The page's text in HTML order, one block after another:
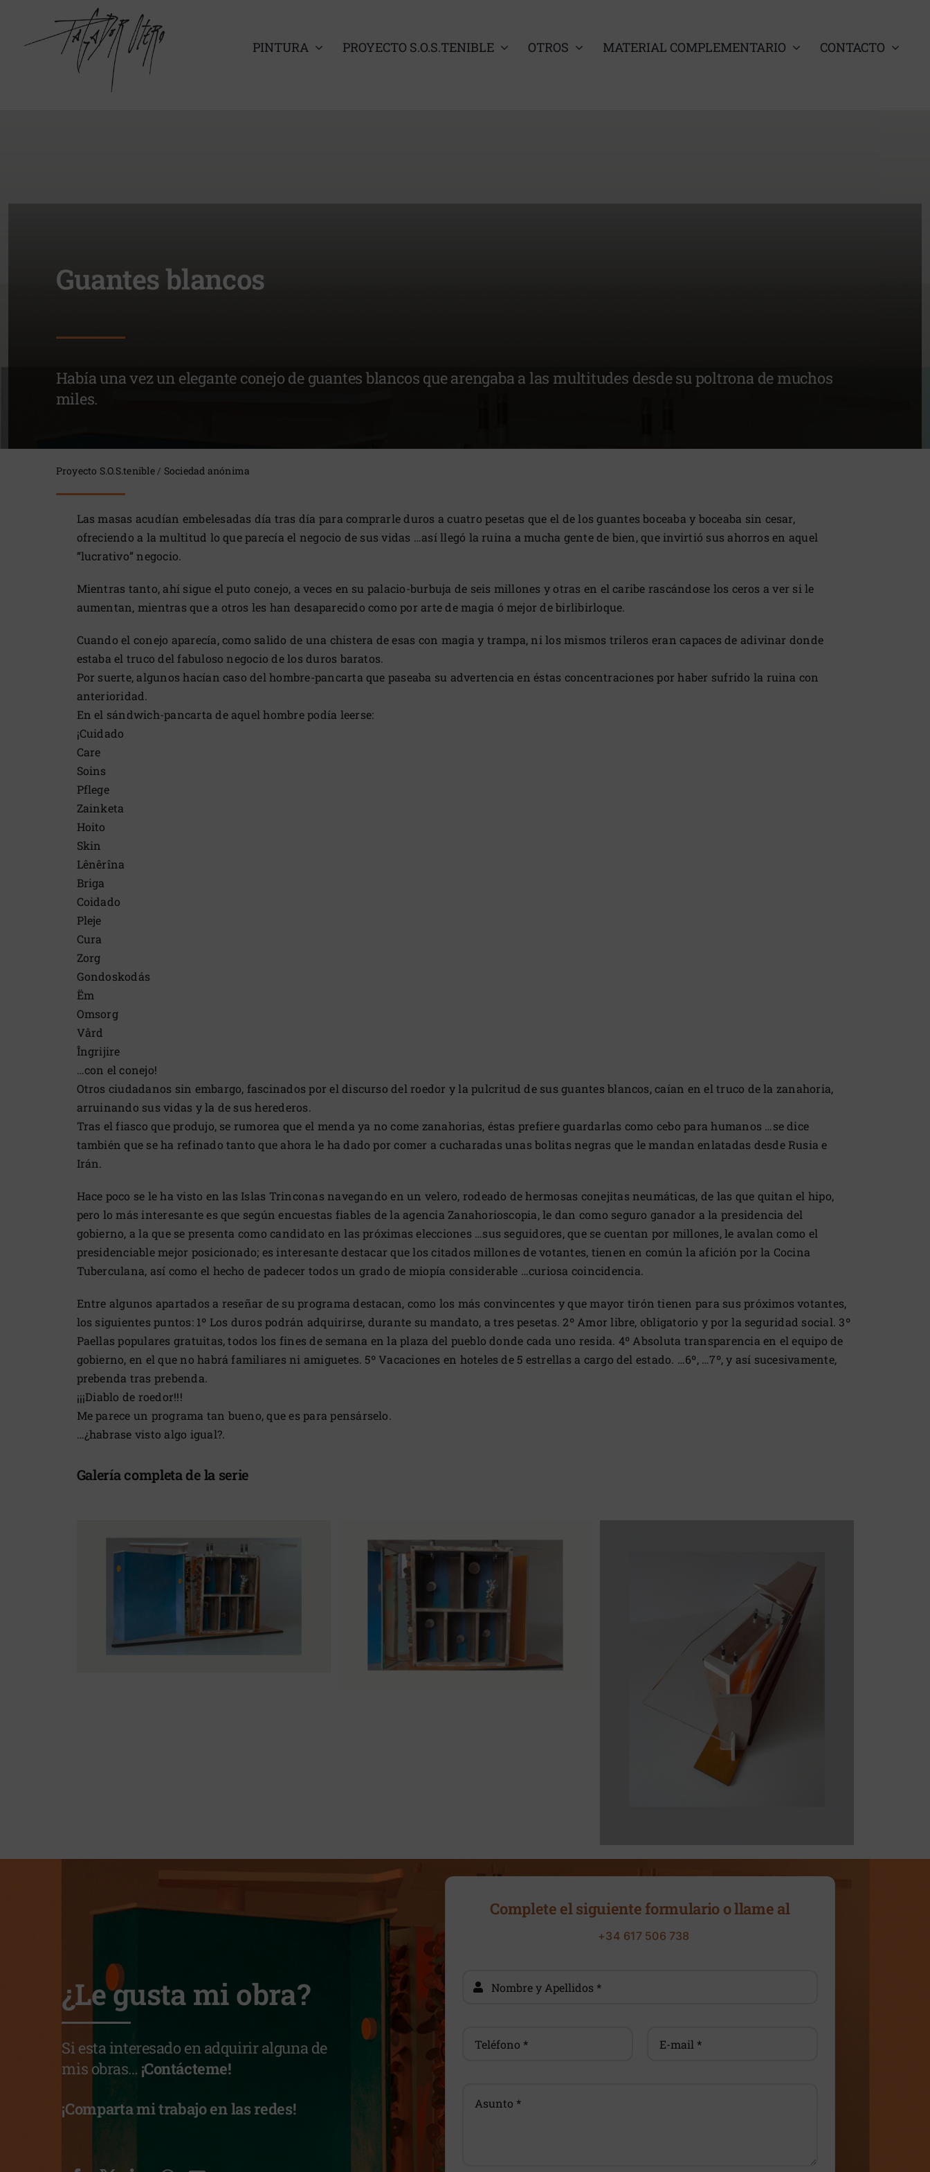
contenido
PINTURA PROYECTO S.O.S.TENIBLE OTROS MATERIAL COMPLEMENTARIO CONTACTO
Guantes blancos
Había una vez un elegante conejo de guantes blancos que arengaba a las multitudes desde su poltrona de muchos
miles.
Proyecto S.O.S.tenible/ Sociedad anónima
Las masas acudían embelesadas día tras día para comprarle duros a cuatro pesetas que el de los guantes boceaba y boceaba sin cesar,
ofreciendo a la multitud lo que parecía el negocio de sus vidas …así llegó la ruina a mucha gente de bien, que invirtió sus ahorros en aquel
“lucrativo” negocio.
Mientras tanto, ahí sigue el puto conejo, a veces en su palacio-burbuja de seis millones y otras en el caribe rascándose los ceros a ver si le
aumentan, mientras que a otros les han desaparecido como por arte de magia ó mejor de birlibirloque.
Cuando el conejo aparecía, como salido de una chistera de esas con magia y trampa, ni los mismos trileros eran capaces de adivinar donde
estaba el truco del fabuloso negocio de los duros baratos.
Por suerte, algunos hacían caso del hombre-pancarta que paseaba su advertencia en éstas concentraciones por haber sufrido la ruina con
anterioridad.
En el sándwich-pancarta de aquel hombre podía leerse:
¡Cuidado
Care
Soins
Pflege
Zainketa
Hoito
Skin
Lênêrîna
Briga
Coidado
Pleje
Cura
Zorg
Gondoskodás
Ëm
Omsorg
Vård
Îngrijire
…con el conejo!
Otros ciudadanos sin embargo, fascinados por el discurso del roedor y la pulcritud de sus guantes blancos, caían en el truco de la zanahoria,
arruinando sus vidas y la de sus herederos.
Tras el fiasco que produjo, se rumorea que el menda ya no come zanahorias, éstas prefiere guardarlas como cebo para humanos …se dice
también que se ha refinado tanto que ahora le ha dado por comer a cucharadas unas bolitas negras que le mandan enlatadas desde Rusia e
Irán.
Hace poco se le ha visto en las Islas Trinconas navegando en un velero, rodeado de hermosas conejitas neumáticas, de las que quitan el hipo,
pero lo más interesante es que según encuestas fiables de la agencia Zanahorioscopia, le dan como seguro ganador a la presidencia del
gobierno, a la que se presenta como candidato en las próximas elecciones …sus seguidores, que se cuentan por millones, le avalan como el
presidenciable mejor posicionado; es interesante destacar que los citados millones de votantes, tienen en común la afición por la Cocina
Tuberculana, así como el hecho de padecer todos un grado de miopía considerable …curiosa coincidencia.
Entre algunos apartados a reseñar de su programa destacan, como los más convincentes y que mayor tirón tienen para sus próximos votantes,
los siguientes puntos: 1º Los duros podrán adquirirse, durante su mandato, a tres pesetas. 2º Amor libre, obligatorio y por la seguridad social. 3º
Paellas populares gratuitas, todos los fines de semana en la plaza del pueblo donde cada uno resida. 4º Absoluta transparencia en el equipo de
gobierno, en el que no habrá familiares ni amiguetes. 5º Vacaciones en hoteles de 5 estrellas a cargo del estado. …6º, …7º, y así sucesivamente,
prebenda tras prebenda.
¡¡¡Diablo de roedor!!!
Me parece un programa tan bueno, que es para pensárselo.
…¿habrase visto algo igual?.
Galería completa de la serie
¿Le gusta mi obra?
Si esta interesado en adquirir alguna de
mis obras… ¡Contácteme!
¡Comparta mi trabajo en las redes!
Complete el siguiente formulario o llame al
+34 617 506 738